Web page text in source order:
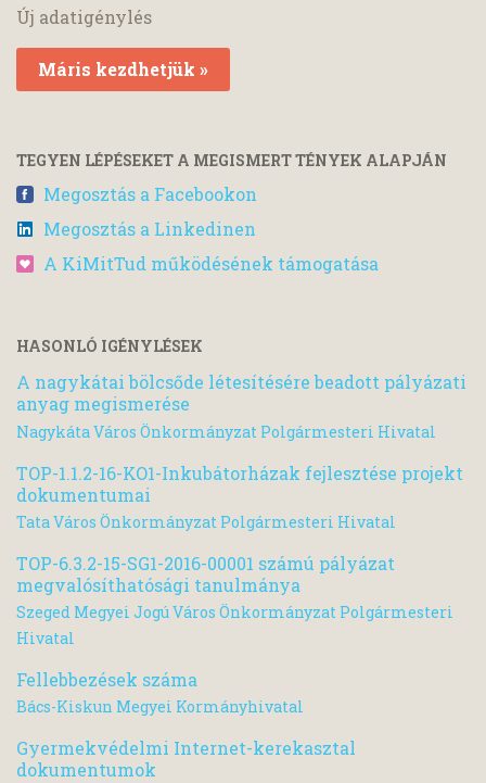
Új adatigénylés
Máris kezdhetjük »
TEGYEN LÉPÉSEKET A MEGISMERT TÉNYEK ALAPJÁN
Megosztás a Facebookon
Megosztás a Linkedinen
A KiMitTud működésének támogatása
HASONLÓ IGÉNYLÉSEK
A nagykátai bölcsőde létesítésére beadott pályázati
anyag megismerése
Nagykáta Város Önkormányzat Polgármesteri Hivatal
TOP-1.1.2-16-KO1-Inkubátorházak fejlesztése projekt
dokumentumai
Tata Város Önkormányzat Polgármesteri Hivatal
TOP-6.3.2-15-SG1-2016-00001 számú pályázat
megvalósíthatósági tanulmánya
Szeged Megyei Jogú Város Önkormányzat Polgármesteri
Hivatal
Fellebbezések száma
Bács-Kiskun Megyei Kormányhivatal
Gyermekvédelmi Internet-kerekasztal
dokumentumok